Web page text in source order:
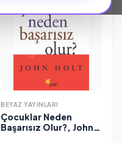
BEYAZ YAYINLARI
Çocuklar Neden
Başarısız Olur?, John